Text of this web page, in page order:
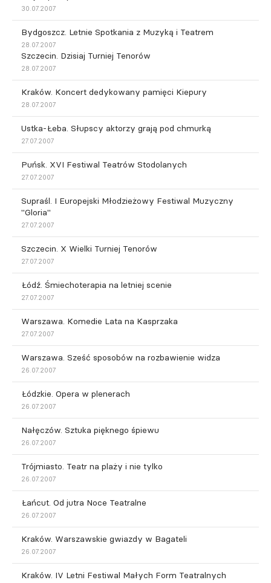
30.07.2007
Bydgoszcz. Letnie Spotkania z Muzyką i Teatrem
28.07.2007
Szczecin. Dzisiaj Turniej Tenorów
28.07.2007
Kraków. Koncert dedykowany pamięci Kiepury
28.07.2007
Ustka-Łeba. Słupscy aktorzy grają pod chmurką
27.07.2007
Puńsk. XVI Festiwal Teatrów Stodolanych
27.07.2007
Supraśl. I Europejski Młodzieżowy Festiwal Muzyczny
"Gloria"
27.07.2007
Szczecin. X Wielki Turniej Tenorów
27.07.2007
Łódź. Śmiechoterapia na letniej scenie
27.07.2007
Warszawa. Komedie Lata na Kasprzaka
27.07.2007
Warszawa. Sześć sposobów na rozbawienie widza
26.07.2007
Łódzkie. Opera w plenerach
26.07.2007
Nałęczów. Sztuka pięknego śpiewu
26.07.2007
Trójmiasto. Teatr na plaży i nie tylko
26.07.2007
Łańcut. Od jutra Noce Teatralne
26.07.2007
Kraków. Warszawskie gwiazdy w Bagateli
26.07.2007
Kraków. IV Letni Festiwal Małych Form Teatralnych